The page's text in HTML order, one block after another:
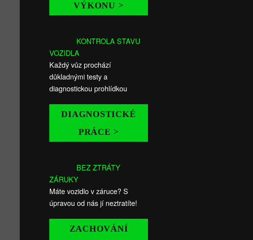
VÝKONU >
KONTROLA STAVU
VOZIDLA
Každý vůz prochází
důkladnými testy a
diagnostickou prohlídkou
DIAGNOSTICKÉ
PRÁCE >
BEZ ZTRÁTY
ZÁRUKY
Máte vozidlo v záruce? S
úpravou od nás jí neztratíte!
ZACHOVÁNÍ